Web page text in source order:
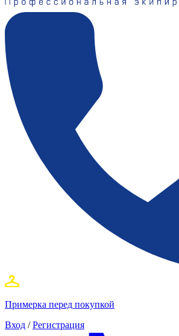
Примерка перед покупкой
Вход / Регистрация